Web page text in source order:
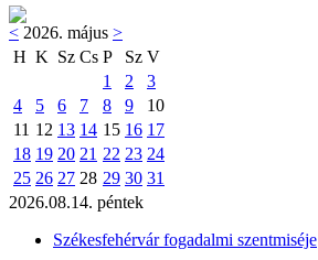
< 2026. május >
H K Sz Cs P Sz V
1
2
3
4
5 6 7 8 9
10
11 12 13 14 15 16 17
18 19 20 21 22 23 24
25 26 27 28 29 30 31
2026.08.14. péntek
Székesfehérvár fogadalmi szentmiséje